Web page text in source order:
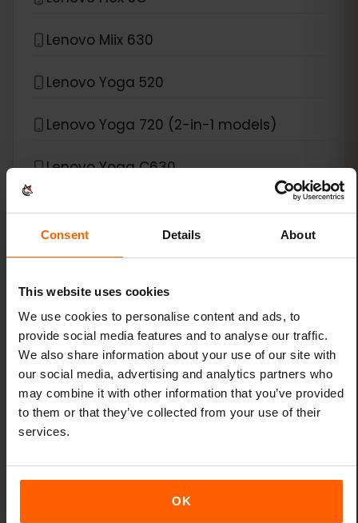
Consent Details About
This website uses cookies
We use cookies to personalise content and ads, to
provide social media features and to analyse our traffic.
We also share information about your use of our site with
our social media, advertising and analytics partners who
may combine it with other information that you’ve provided
to them or that they’ve collected from your use of their
services.
OK
Lenovo Miix 630
Lenovo Yoga 520
Lenovo Yoga 720 (2-in-1 models)
Lenovo Yoga C630
Lenovo ThinkPad X1 Carbon Gen 9
Lenovo ThinkPad X1 Nano
Lenovo ThinkPad X1 Titanium Yoga 2-in-1
Lenovo ThinkPad X12 Detachable
eSIM互換デバイス